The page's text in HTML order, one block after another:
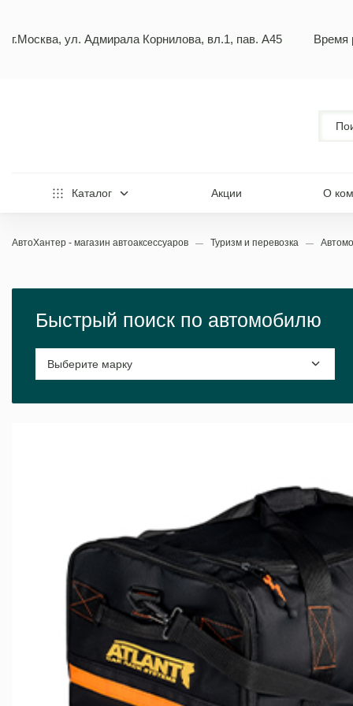
г.Москва, ул. Адмирала Корнилова, вл.1, пав. А45 Время
Каталог Акции О
АвтоХантер - магазин автоаксессуаров Туризм и перевозка
Быстрый поиск по автомобилю